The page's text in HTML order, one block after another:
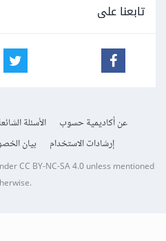
تابعنا على
عن أكاديمية حسوب الأسئلة الشائعة
إرشادات الاستخدام
بيان
CC BY-NC-SA 4.0unless mentioned